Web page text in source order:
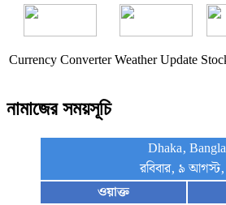
Currency Converter Weather Update
নামাজের সময়সূচি
Dhaka,
রবিবার, ৯
ওয়াক্ত